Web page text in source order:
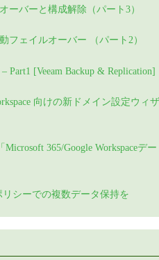
ーバーと構成解除（パート3）
フェイルオーバー （パート2）
Part1 [Veeam Backup & Replication]
向けの新ドメイン設定ウィザ
365/Google Workspaceデー
シーでの複数データ保持を